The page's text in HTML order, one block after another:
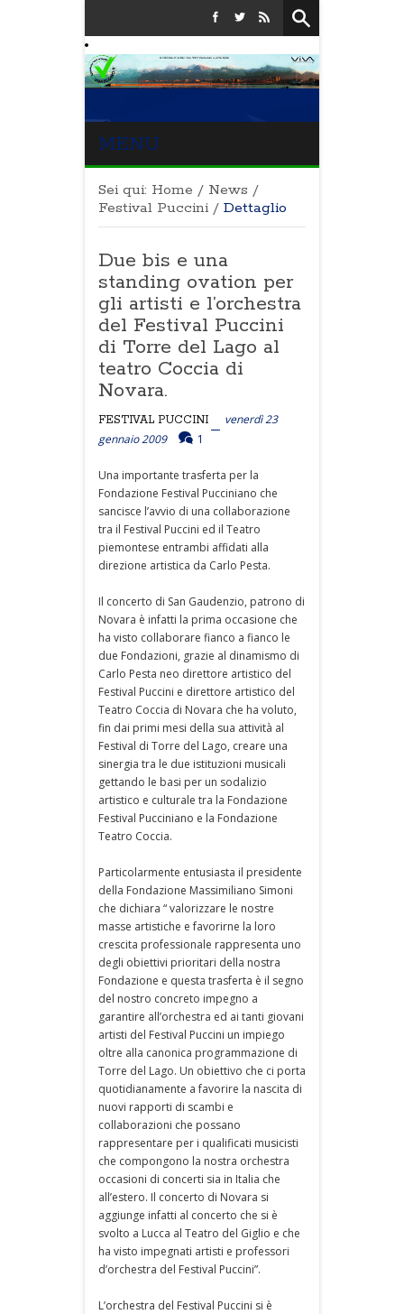
MENU
Sei qui: Home / News /
Festival Puccini / Dettaglio
Due bis e una
standing ovation per
gli artisti e l’orchestra
del Festival Puccini
di Torre del Lago al
teatro Coccia di
Novara.
FESTIVAL PUCCINI
venerdì 23
gennaio 2009
1
Una importante trasferta per la
Fondazione Festival Pucciniano che
sancisce l’avvio di una collaborazione
tra il Festival Puccini ed il Teatro
piemontese entrambi affidati alla
direzione artistica da Carlo Pesta.
Il concerto di San Gaudenzio, patrono di
Novara è infatti la prima occasione che
ha visto collaborare fianco a fianco le
due Fondazioni, grazie al dinamismo di
Carlo Pesta neo direttore artistico del
Festival Puccini e direttore artistico del
Teatro Coccia di Novara che ha voluto,
fin dai primi mesi della sua attività al
Festival di Torre del Lago, creare una
sinergia tra le due istituzioni musicali
gettando le basi per un sodalizio
artistico e culturale tra la Fondazione
Festival Pucciniano e la Fondazione
Teatro Coccia.
Particolarmente entusiasta il presidente
della Fondazione Massimiliano Simoni
che dichiara “ valorizzare le nostre
masse artistiche e favorirne la loro
crescita professionale rappresenta uno
degli obiettivi prioritari della nostra
Fondazione e questa trasferta è il segno
del nostro concreto impegno a
garantire all’orchestra ed ai tanti giovani
artisti del Festival Puccini un impiego
oltre alla canonica programmazione di
Torre del Lago. Un obiettivo che ci porta
quotidianamente a favorire la nascita di
nuovi rapporti di scambi e
collaborazioni che possano
rappresentare per i qualificati musicisti
che compongono la nostra orchestra
occasioni di concerti sia in Italia che
all’estero. Il concerto di Novara si
aggiunge infatti al concerto che si è
svolto a Lucca al Teatro del Giglio e che
ha visto impegnati artisti e professori
d’orchestra del Festival Puccini”.
L’orchestra del Festival Puccini si è